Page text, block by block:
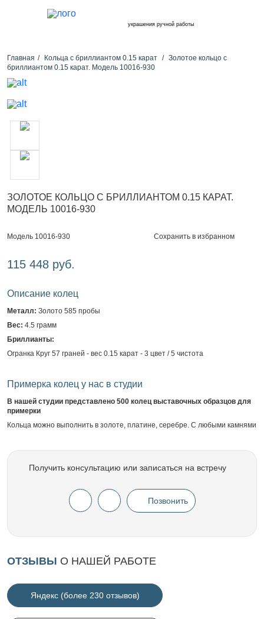
украшения ручной работы
Главная Кольца с бриллиантом 0.15 карат
Золотое кольцо с
бриллиантом 0.15 карат. Модель 10016-930
ЗОЛОТОЕ КОЛЬЦО С БРИЛЛИАНТОМ 0.15 КАРАТ.
МОДЕЛЬ 10016-930
Модель 10016-930 Сохранить в избранном
115 448 руб.
Описание колец
Металл: Золото 585 пробы
Вес: 4.5 грамм
Бриллианты:
Огранка Круг 57 граней - вес 0.15 карат - 3 цвет / 5 чистота
Примерка колец у нас в студии
В нашей студии представлено 500 колец выставочных образцов для
примерки
Кольца можно выполнить в золоте, платине, серебре. С любыми камнями
Получить консультацию или записаться на встречу
Позвонить
ОТЗЫВЫ О НАШЕЙ РАБОТЕ
Яндекс (более 230 отзывов)